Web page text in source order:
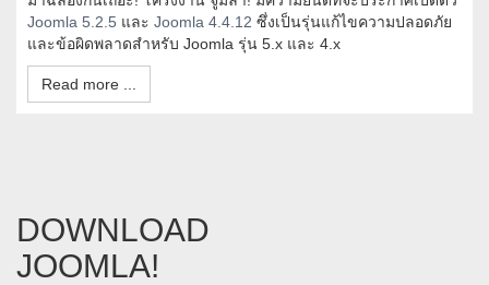
Joomla 5.2.5 และ Joomla 4.4.12 ซึ่งเป็นรุ่นแก้ไขความปลอดภัย
และข้อผิดพลาดสำหรับ Joomla รุ่น 5.x และ 4.x
Read more ...
DOWNLOAD
JOOMLA!